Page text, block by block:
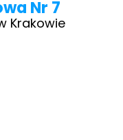
Nr 7
Krakowie